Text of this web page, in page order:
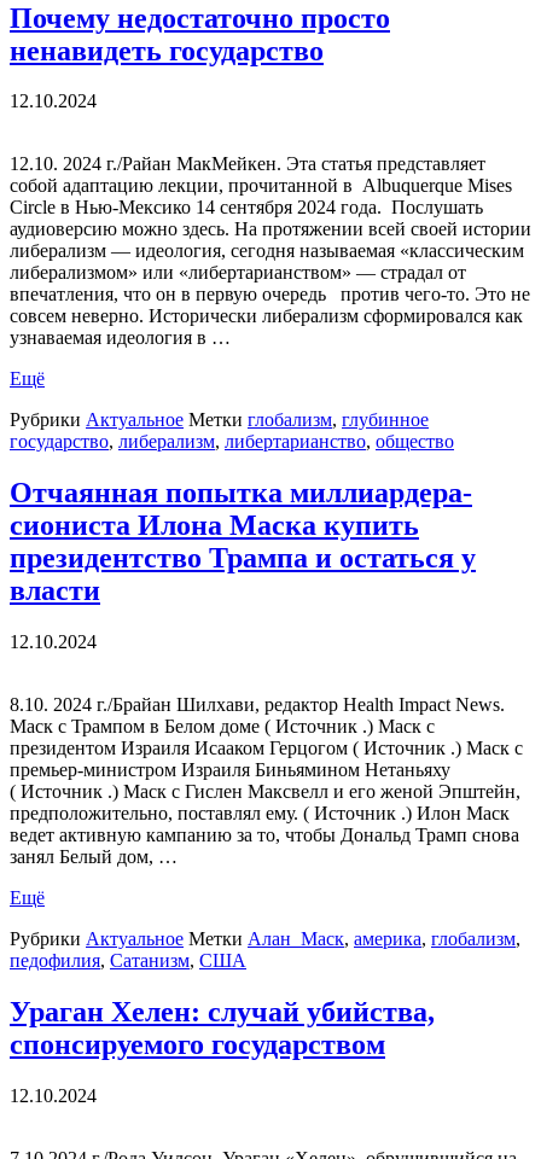
Почему недостаточно просто
ненавидеть государство
12.10.2024
12.10. 2024 г./Райан МакМейкен. Эта статья представляет
собой адаптацию лекции, прочитанной в Albuquerque Mises
Circle в Нью-Мексико 14 сентября 2024 года. Послушать
аудиоверсию можно здесь. На протяжении всей своей истории
либерализм — идеология, сегодня называемая «классическим
либерализмом» или «либертарианством» — страдал от
впечатления, что он в первую очередь против чего-то. Это не
совсем неверно. Исторически либерализм сформировался как
узнаваемая идеология в …
Ещё
Рубрики Актуальное Метки глобализм, глубинное
государство, либерализм, либертарианство, общество
Отчаянная попытка миллиардера-
сиониста Илона Маска купить
президентство Трампа и остаться у
власти
12.10.2024
8.10. 2024 г./Брайан Шилхави, редактор Health Impact News.
Маск с Трампом в Белом доме ( Источник .) Маск с
президентом Израиля Исааком Герцогом ( Источник .) Маск с
премьер-министром Израиля Биньямином Нетаньяху
( Источник .) Маск с Гислен Максвелл и его женой Эпштейн,
предположительно, поставлял ему. ( Источник .) Илон Маск
ведет активную кампанию за то, чтобы Дональд Трамп снова
занял Белый дом, …
Ещё
Рубрики Актуальное Метки Алан_Маск, америка, глобализм,
педофилия, Сатанизм, США
Ураган Хелен: случай убийства,
спонсируемого государством
12.10.2024